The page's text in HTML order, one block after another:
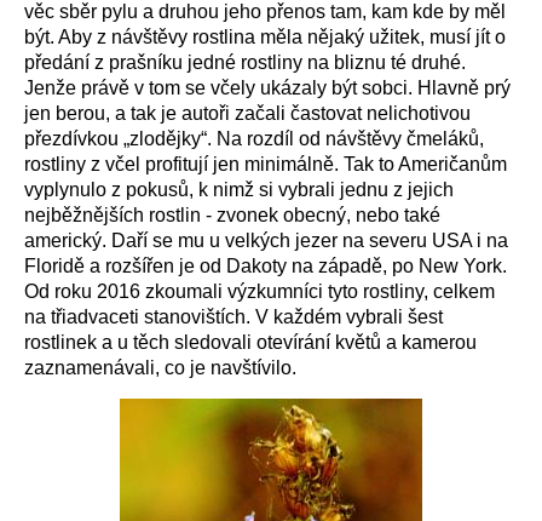
věc sběr pylu a druhou jeho přenos tam, kam kde by měl
být. Aby z návštěvy rostlina měla nějaký užitek, musí jít o
předání z prašníku jedné rostliny na bliznu té druhé.
Jenže právě v tom se včely ukázaly být sobci. Hlavně prý
jen berou, a tak je autoři začali častovat nelichotivou
přezdívkou „zlodějky“. Na rozdíl od návštěvy čmeláků,
rostliny z včel profitují jen minimálně. Tak to Američanům
vyplynulo z pokusů, k nimž si vybrali jednu z jejich
nejběžnějších rostlin - zvonek obecný, nebo také
americký. Daří se mu u velkých jezer na severu USA i na
Floridě a rozšířen je od Dakoty na západě, po New York.
Od roku 2016 zkoumali výzkumníci tyto rostliny, celkem
na třiadvaceti stanovištích. V každém vybrali šest
rostlinek a u těch sledovali otevírání květů a kamerou
zaznamenávali, co je navštívilo.